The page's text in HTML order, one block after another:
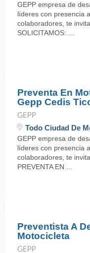
GEPP empresa de
líderes con presencia
colaboradores, te
SOLICITAMOS: ...
Preventa En
Gepp Cedis
GEPP
Todo Ciudad De
GEPP empresa de
líderes con presencia
colaboradores, te
PREVENTA EN ...
Preventista A
Motocicleta
GEPP